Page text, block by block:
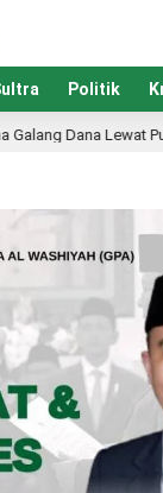
Politik
Amal, Siapkan